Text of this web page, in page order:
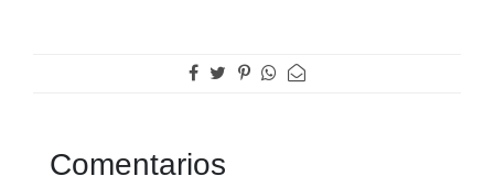
Comentarios